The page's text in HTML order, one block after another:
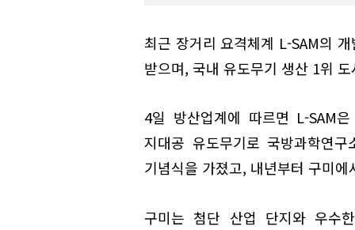
최근 장거리 요격체계 L-SAM의
받으며, 국내 유도무기 생산 1위
4일 방산업계에 따르면 L-SAM
지대공 유도무기로 국방과학연
기념식을 가졌고, 내년부터 구미
구미는 첨단 산업 단지와 우수